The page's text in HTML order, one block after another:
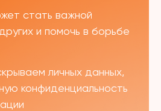
стать важной
и помочь в борьбе
личных данных,
конфиденциальность